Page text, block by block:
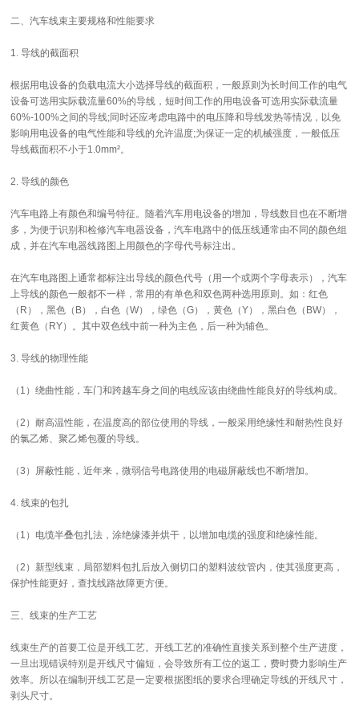
二、汽车线束主要规格和性能要求
1. 导线的截面积
根据用电设备的负载电流大小选择导线的截面积，一般原则为长时间工作的电气
设备可选用实际载流量60%的导线，短时间工作的用电设备可选用实际载流量
60%-100%之间的导线;同时还应考虑电路中的电压降和导线发热等情况，以免
影响用电设备的电气性能和导线的允许温度;为保证一定的机械强度，一般低压
导线截面积不小于1.0mm²。
2. 导线的颜色
汽车电路上有颜色和编号特征。随着汽车用电设备的增加，导线数目也在不断增
多，为便于识别和检修汽车电器设备，汽车电路中的低压线通常由不同的颜色组
成，并在汽车电器线路图上用颜色的字母代号标注出。
在汽车电路图上通常都标注出导线的颜色代号（用一个或两个字母表示），汽车
上导线的颜色一般都不一样，常用的有单色和双色两种选用原则。如：红色
（R），黑色（B），白色（W），绿色（G），黄色（Y），黑白色（BW），
红黄色（RY）。其中双色线中前一种为主色，后一种为辅色。
3. 导线的物理性能
（1）绕曲性能，车门和跨越车身之间的电线应该由绕曲性能良好的导线构成。
（2）耐高温性能，在温度高的部位使用的导线，一般采用绝缘性和耐热性良好
的氯乙烯、聚乙烯包覆的导线。
（3）屏蔽性能，近年来，微弱信号电路使用的电磁屏蔽线也不断增加。
4. 线束的包扎
（1）电缆半叠包扎法，涂绝缘漆并烘干，以增加电缆的强度和绝缘性能。
（2）新型线束，局部塑料包扎后放入侧切口的塑料波纹管内，使其强度更高，
保护性能更好，查找线路故障更方便。
三、线束的生产工艺
线束生产的首要工位是开线工艺。开线工艺的准确性直接关系到整个生产进度，
一旦出现错误特别是开线尺寸偏短，会导致所有工位的返工，费时费力影响生产
效率。所以在编制开线工艺是一定要根据图纸的要求合理确定导线的开线尺寸，
剥头尺寸。